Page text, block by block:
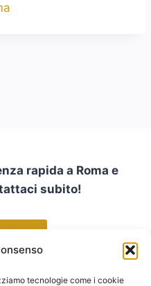
tecnologie come i cookie
rapida a Roma e
subito!